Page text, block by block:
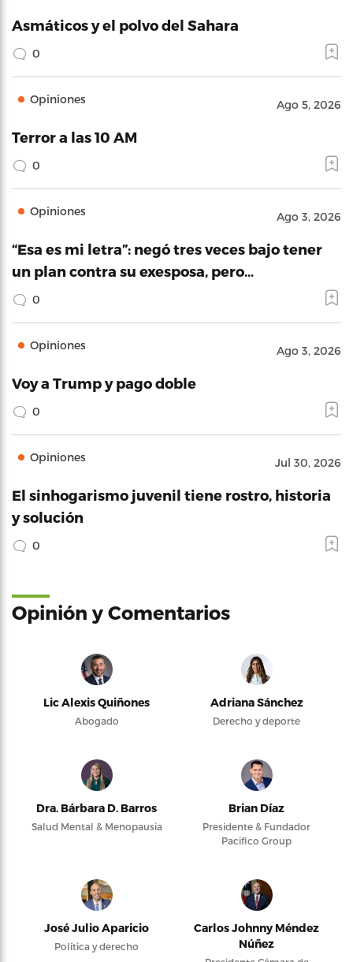
Asmáticos y el polvo del Sahara
0
Opiniones Ago 5, 2026
Terror a las 10 AM
0
Opiniones Ago 3, 2026
“Esa es mi letra”: negó tres veces bajo tener
un plan contra su exesposa, pero…
0
Opiniones Ago 3, 2026
Voy a Trump y pago doble
0
Opiniones Jul 30, 2026
El sinhogarismo juvenil tiene rostro, historia
y solución
0
Opinión y Comentarios
Lic Alexis Quiñones
Abogado
Adriana Sánchez
Derecho y deporte
Dra. Bárbara D. Barros
Salud Mental & Menopausia
Brian Díaz
Presidente & Fundador
Pacifico Group
José Julio Aparicio
Política y derecho
Carlos Johnny Méndez
Núñez